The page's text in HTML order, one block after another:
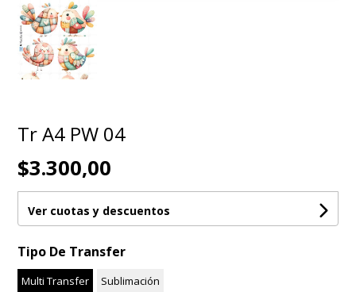
Tr A4 PW 04
$3.300,00
Ver cuotas y descuentos
Tipo De Transfer
Multi Transfer Sublimación